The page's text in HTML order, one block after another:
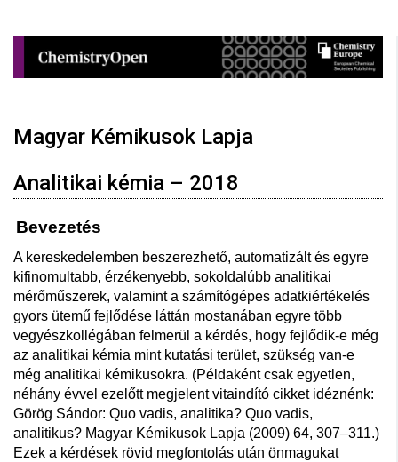
Magyar Kémikusok Lapja
Analitikai kémia – 2018
Bevezetés
A kereskedelemben beszerezhető, automatizált és egyre
kifinomultabb, érzékenyebb, sokoldalúbb analitikai
mérőműszerek, valamint a számítógépes adatkiértékelés
gyors ütemű fejlődése láttán mostanában egyre több
vegyészkollégában felmerül a kérdés, hogy fejlődik-e még
az analitikai kémia mint kutatási terület, szükség van-e
még analitikai kémikusokra. (Példaként csak egyetlen,
néhány évvel ezelőtt megjelent vitaindító cikket idéznénk:
Görög Sándor: Quo vadis, analitika? Quo vadis,
analitikus? Magyar Kémikusok Lapja (2009) 64, 307–311.)
Ezek a kérdések rövid megfontolás után önmagukat